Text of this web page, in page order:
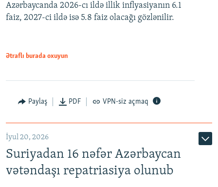
Auto
360p
480p
Azərbaycanda 2026-cı ildə illik inflyasiyanın 6.1
faiz, 2027-ci ildə isə 5.8 faiz olacağı gözlənilir.
Ətraflı burada oxuyun
Paylaş PDF VPN-siz açmaq
İyul 20, 2026
Suriyadan 16 nəfər Azərbaycan
vətəndaşı repatriasiya olunub